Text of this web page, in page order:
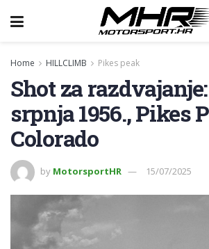
Home HILLCLIMB Pikes peak
Shot za razdvajanje:
srpnja 1956., Pikes
Colorado
by MotorsportHR 15/07/2025